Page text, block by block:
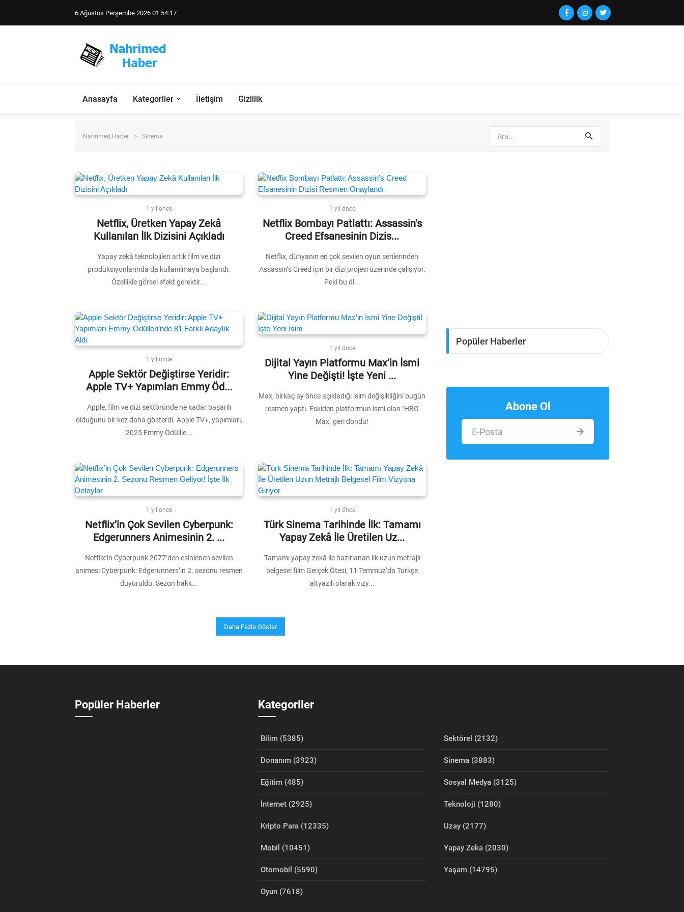
6 Ağustos Perşembe 2026 01:54:17
Anasayfa Kategoriler İletişim Gizlilik
Nahrimed Haber Sinema
1 yıl önce
Netflix, Üretken Yapay Zekâ
Kullanılan İlk Dizisini Açıkladı
Yapay zekâ teknolojileri artık film ve dizi
prodüksiyonlarında da kullanılmaya başlandı.
Özellikle görsel efekt gerektir...
1 yıl önce
Netflix Bombayı Patlattı: Assassin’s
Creed Efsanesinin Dizis...
Netflix, dünyanın en çok sevilen oyun serilerinden
Assassin’s Creed için bir dizi projesi üzerinde çalışıyor.
Peki bu di...
1 yıl önce
Apple Sektör Değiştirse Yeridir:
Apple TV+ Yapımları Emmy Öd...
Apple, film ve dizi sektöründe ne kadar başarılı
olduğunu bir kez daha gösterdi. Apple TV+, yapımları,
2025 Emmy Ödüllle...
1 yıl önce
Dijital Yayın Platformu Max’in İsmi
Yine Değişti! İşte Yeni ...
Max, birkaç ay önce açıkladığı isim değişikliğini bugün
resmen yaptı. Eskiden platformun ismi olan "HBO
Max" geri döndü!
1 yıl önce
Netflix’in Çok Sevilen Cyberpunk:
Edgerunners Animesinin 2. ...
Netflix’in Cyberpunk 2077’den esinlenen sevilen
animesi Cyberpunk: Edgerunners’ın 2. sezonu resmen
duyuruldu. Sezon hakk...
1 yıl önce
Türk Sinema Tarihinde İlk: Tamamı
Yapay Zekâ İle Üretilen Uz...
Tamamı yapay zekâ ile hazırlanan ilk uzun metrajlı
belgesel film Gerçek Ötesi, 11 Temmuz’da Türkçe
altyazılı olarak vizy...
Daha Fazla Göster
Popüler Haberler
Abone Ol
Popüler Haberler Kategoriler
Bilim (5385)
Donanım (3923)
Eğitim (485)
İnternet (2925)
Kripto Para (12335)
Mobil (10451)
Otomobil (5590)
Oyun (7618)
Sektörel (2132)
Sinema (3883)
Sosyal Medya (3125)
Teknoloji (1280)
Uzay (2177)
Yapay Zeka (2030)
Yaşam (14795)